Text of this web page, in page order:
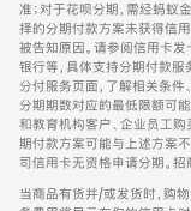
准；对于花呗分期，需经蚂蚁
择的分期付款方案未获得信
被告知原因。请参阅信用卡
银行等，具体支持分期付款
分付服务页面，了解相关条件
分期期数对应的最低限额可
和教育机构客户、企业员工
期付款方案可能与上述方案
司信用卡无资格申请分期。
当商品有货并/或发货时，购